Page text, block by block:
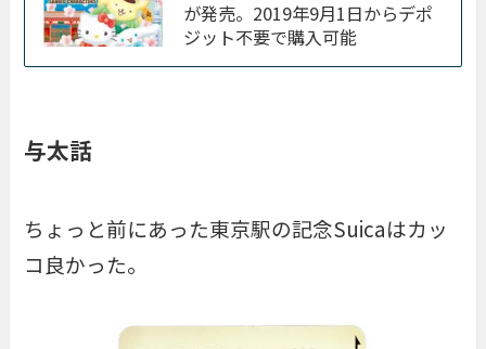
が発売。2019年9月1日からデポ
ジット不要で購入可能
与太話
ちょっと前にあった東京駅の記念Suicaはカッ
コ良かった。